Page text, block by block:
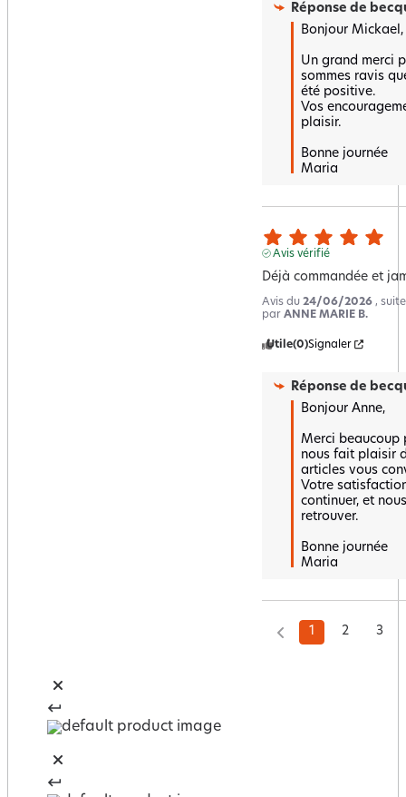
Réponse de
Bonjour Mickael,
Un grand merci
sommes ravis
été positive.
Vos
plaisir.
Bonne journée
Maria
Avis vérifié
Déjà commandée et
Avis du 24/06/2026 ,
par ANNE MARIE B.
Utile(0)Signaler
Réponse de
Bonjour Anne,
Merci beaucoup
nous fait plaisir
articles vous
Votre
continuer, et
retrouver.
Bonne journée
Maria
1 2 3